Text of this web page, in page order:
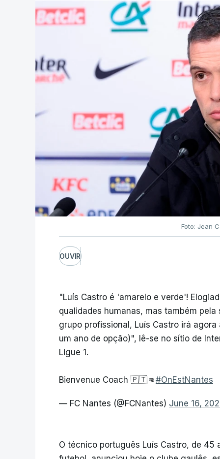
Foto: Jean
OUVIR
"Luís Castro é 'amarelo e verde'!
qualidades humanas, mas também
grupo profissional, Luís Castro irá
um ano de opção)", lê-se no sítio de
Ligue 1.
Bienvenue Coach 🇵🇹👊#OnEstNantes
— FC Nantes (@FCNantes) June 16,
O técnico português Luís Castro, de 45